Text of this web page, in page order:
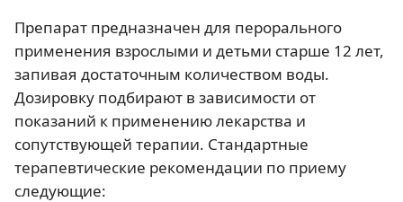
Препарат предназначен для перорального
применения взрослыми и детьми старше 12 лет,
запивая достаточным количеством воды.
Дозировку подбирают в зависимости от
показаний к применению лекарства и
сопутствующей терапии. Стандартные
терапевтические рекомендации по приему
следующие: